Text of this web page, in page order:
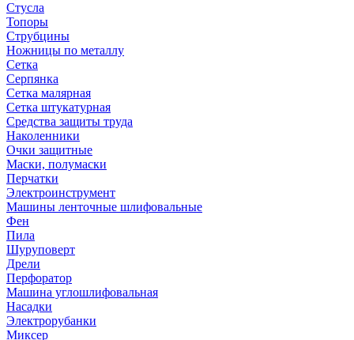
Стусла
Топоры
Струбцины
Ножницы по металлу
Сетка
Серпянка
Сетка малярная
Сетка штукатурная
Средства защиты труда
Наколенники
Очки защитные
Маски, полумаски
Перчатки
Электроинструмент
Машины ленточные шлифовальные
Фен
Пила
Шуруповерт
Дрели
Перфоратор
Машина углошлифовальная
Насадки
Электрорубанки
Миксер